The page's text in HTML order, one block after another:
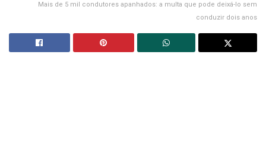
Mais de 5 mil condutores apanhados: a multa que pode deixá-lo sem
conduzir dois anos